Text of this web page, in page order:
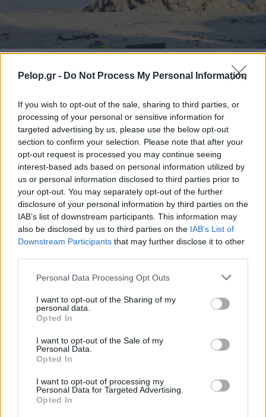
Pelop.gr - Do Not Process My Personal Information
If you wish to opt-out of the sale, sharing to third parties, or
processing of your personal or sensitive information for
targeted advertising by us, please use the below opt-out
section to confirm your selection. Please note that after your
opt-out request is processed you may continue seeing
interest-based ads based on personal information utilized by
us or personal information disclosed to third parties prior to
your opt-out. You may separately opt-out of the further
disclosure of your personal information by third parties on the
IAB’s list of downstream participants. This information may
also be disclosed by us to third parties on the IAB’s List of
Downstream Participants that may further disclose it to other
Please note that this website/app uses one or more Google
not limited to your visit or usage behaviour. You may click to
grant or deny consent to Google and its third-party tags to
use your data for below specified purposes in below Google
consent section.
Personal Data Processing Opt Outs
I want to opt-out of the Sharing of my
personal data.
Opted In
I want to opt-out of the Sale of my
Personal Data.
Opted In
I want to opt-out of processing my
Personal Data for Targeted Advertising.
Opted In
Τουρισμός για Ολους 2026: Τα SOS για να κερδίσετε το
voucher διακοπών
έχετε ξαναδεί